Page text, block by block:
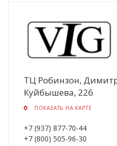
ТЦ Робинзон,
Куйбышева, 226
ПОКАЗАТЬ НА КАРТЕ
+7 (937) 877-70-44
+7 (800) 505-96-30